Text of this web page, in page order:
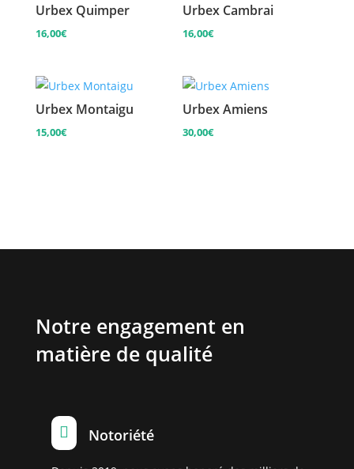
Urbex Quimper
16,00€
Urbex Cambrai
16,00€
Urbex Montaigu
15,00€
Urbex Amiens
30,00€
Notre engagement en
matière de qualité
 Notoriété